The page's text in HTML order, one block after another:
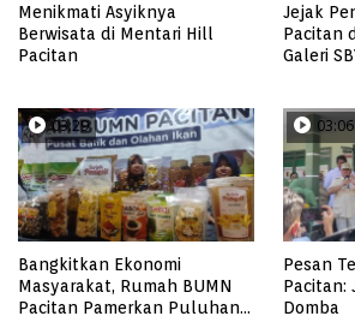
Menikmati Asyiknya
Berwisata di Mentari Hill
Pacitan
Jejak
Pacitan
Galeri
03:29
Bangkitkan Ekonomi
Masyarakat, Rumah BUMN
Pacitan Pamerkan Puluhan
03:06
Pesan
Pacitan:
Domba